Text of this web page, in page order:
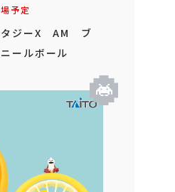
予定
タジーX AM ブ
ールボール